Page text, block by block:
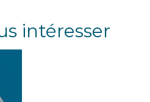
intéresser